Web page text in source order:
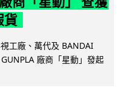
貨
工廠、萬代及 BANDAI
廠商「星動」發起